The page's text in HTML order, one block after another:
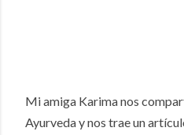
Mi amiga Karima nos
Ayurveda y nos trae un